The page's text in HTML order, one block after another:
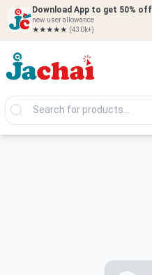
Download App to get 50% off
new user allowance
★★★★★ (430k+)